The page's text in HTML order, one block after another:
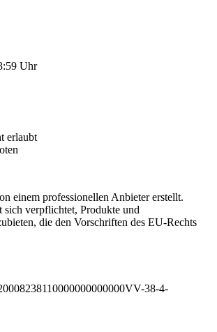
Uhr
erlaubt
einem professionellen Anbieter erstellt.
sich verpflichtet, Produkte und
die den Vorschriften des EU-Rechts
38-4-